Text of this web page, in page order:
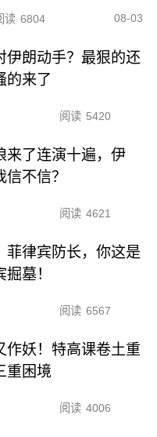
读 6804 08-03
伊朗动手？最狠的还
的来了
阅读 5420
来了连演十遍，伊
不信？
阅读 4621
菲律宾防长，你这是
墓！
阅读 6567
作妖！特高课卷土重
重困境
阅读 4006